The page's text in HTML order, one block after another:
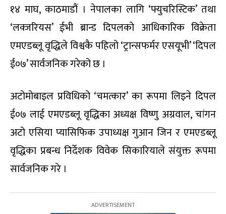
१४ माघ, काठमाडौं । नेपालका लागि ‘फ्युचरिस्टिक’ तथा
‘लक्जरियस’ ईभी ब्रान्ड दिपलको आधिकारिक विक्रेता
एमएडब्लू वृद्धिले विश्वकै पहिलो ‘ट्रान्सफर्मर एसयूभी’ ‘दिपल
ई०७’ सार्वजनिक गरेको छ ।
अटोमोबाइल प्रविधिको ‘चमत्कार’ का रूपमा लिइने दिपल
ई०७ लाई एमएडब्लू वृद्धिका अध्यक्ष विष्णु अग्रवाल, चांगन
अटो एसिया प्यासिफिक उपाध्यक्ष गुआन जिन र एमएडब्लू
वृद्धिका प्रबन्ध निर्देशक विवेक सिकारियाले संयुक्त रूपमा
सार्वजनिक गरे ।